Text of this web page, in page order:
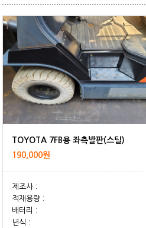
TOYOTA 7FB용 좌측발판(스틸)
190,000원
제조사 :
적재용량 :
배터리 :
년식 :